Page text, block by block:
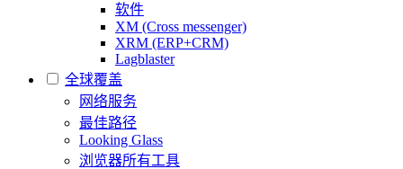
软件
XM (Cross messenger)
XRM (ERP+CRM)
Lagblaster
全球覆盖
网络服务
最佳路径
Looking Glass
浏览器所有工具